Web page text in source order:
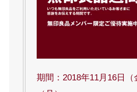
期間：2018年11月16日（